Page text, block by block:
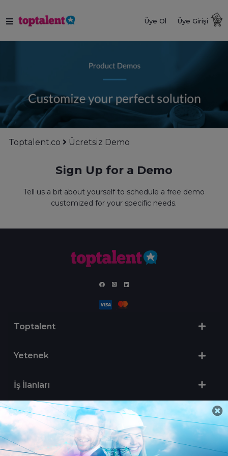
Üye Ol Üye Girişi
Toptalent.co Ücretsiz Demo
Sign Up for a Demo
Tell us a bit about yourself to schedule a free demo
customized for your specific needs.
Toptalent
Yetenek
İş İlanları
Sertifika Programları
Yetenek Testleri